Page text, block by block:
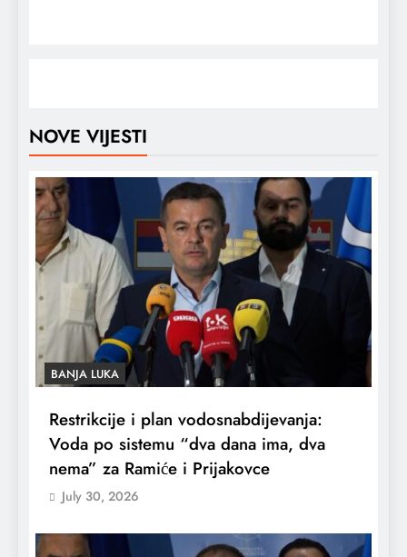
NOVE VIJESTI
BANJA LUKA
Restrikcije i plan vodosnabdijevanja:
Voda po sistemu “dva dana ima, dva
nema” za Ramiće i Prijakovce
July 30, 2026